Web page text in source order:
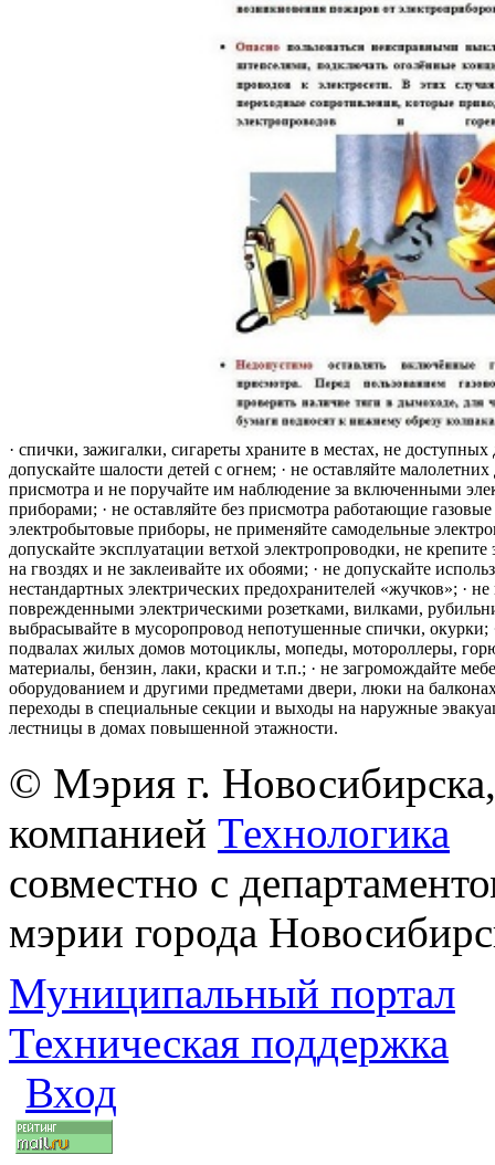
· спички, зажигалки, сигареты храните в местах, не доступных
допускайте шалости детей с огнем; · не оставляйте малолетних
присмотра и не поручайте им наблюдение за включенными
приборами; · не оставляйте без присмотра работающие
электробытовые приборы, не применяйте самодельные
допускайте эксплуатации ветхой электропроводки, не крепите
на гвоздях и не заклеивайте их обоями; · не допускайте
нестандартных электрических предохранителей «жучков»; · не
поврежденными электрическими розетками, вилками,
выбрасывайте в мусоропровод непотушенные спички, окурки;
подвалах жилых домов мотоциклы, мопеды, мотороллеры,
материалы, бензин, лаки, краски и т.п.; · не загромождайте
оборудованием и другими предметами двери, люки на
переходы в специальные секции и выходы на наружные
лестницы в домах повышенной этажности.
© Мэрия г.
компанией Технологика
совместно с
мэрии города
Муниципальный портал
Техническая поддержка
Вход